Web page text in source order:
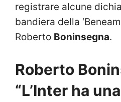
registrare alcune
bandiera della
Roberto Boninsegna.
Roberto
“L’Inter ha